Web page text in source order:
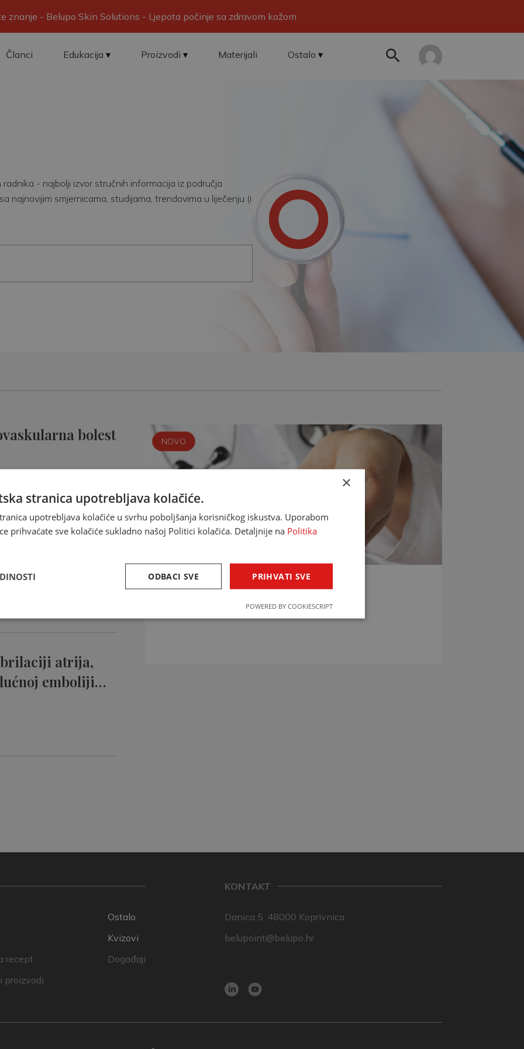
znanje - Belupo Skin Solutions - Ljepota počinje sa zdravom kožom
Članci Edukacija Proizvodi Materijali Ostalo
- najbolji izvor stručnih informacija iz područja
najnovijim smjernicama, studijama, trendovima u liječenju (i
bolest
atrija,
emboliji…
NOVO
INTERAKCIJE LIJEKOVA
Provjerite interakcije lijekova u svega par klikova!
recept
proizvodi
Ostalo
Kvizovi
Događaji
KONTAKT
Danica 5, 48000 Koprivnica
belupoint@belupo.hr
×
stranica upotrebljava kolačiće.
upotrebljava kolačiće u svrhu poboljšanja korisničkog iskustva. Uporabom
prihvaćate sve kolačiće sukladno našoj Politici kolačića. Detaljnije na Politika
PRIHVATI SVE
ODBACI SVE
POWERED BY COOKIESCRIPT